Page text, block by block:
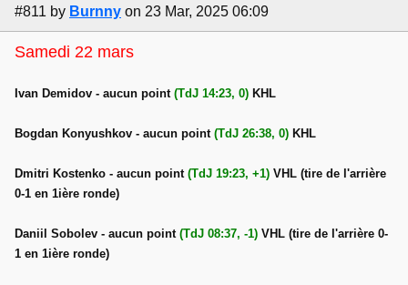
#811 by Burnny on 23 Mar, 2025 06:09
Samedi 22 mars
Ivan Demidov - aucun point (TdJ 14:23, 0) KHL
Bogdan Konyushkov - aucun point (TdJ 26:38, 0) KHL
Dmitri Kostenko - aucun point (TdJ 19:23, +1) VHL (tire de l'arrière
0-1 en 1ière ronde)
Daniil Sobolev - aucun point (TdJ 08:37, -1) VHL (tire de l'arrière 0-
1 en 1ière ronde)